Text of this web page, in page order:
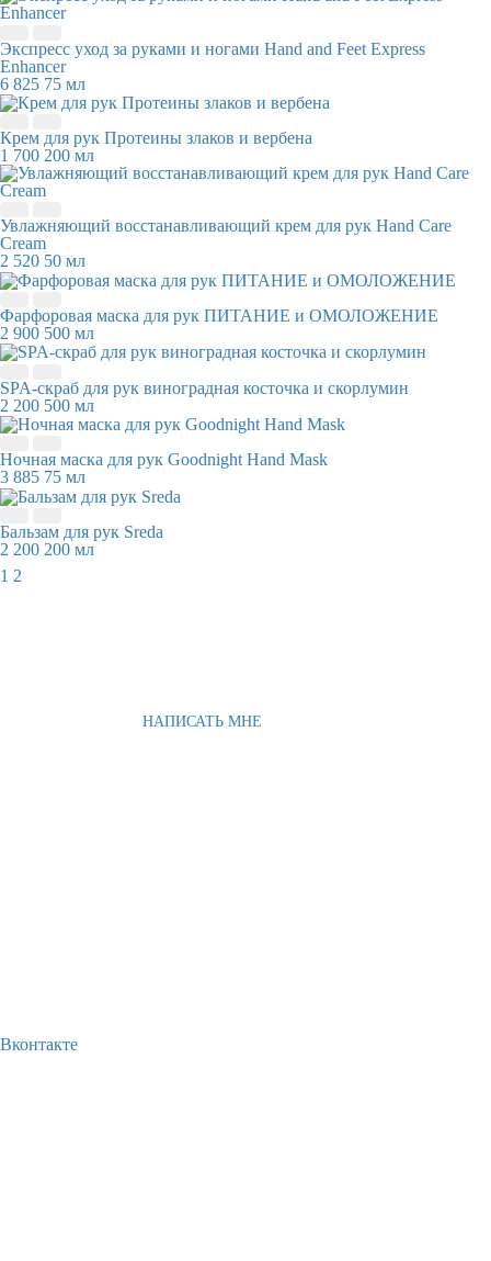
Экспресс уход за руками и ногами Hand and Feet Express
Enhancer
6 825 75 мл
Крем для рук Протеины злаков и вербена
1 700 200 мл
Увлажняющий восстанавливающий крем для рук Hand Care
Cream
2 520 50 мл
Фарфоровая маска для рук ПИТАНИЕ и ОМОЛОЖЕНИЕ
2 900 500 мл
SPA-скраб для рук виноградная косточка и скорлумин
2 200 500 мл
Ночная маска для рук Goodnight Hand Mask
3 885 75 мл
Бальзам для рук Sreda
2 200 200 мл
1 2
НАПИСАТЬ МНЕ
Вконтакте